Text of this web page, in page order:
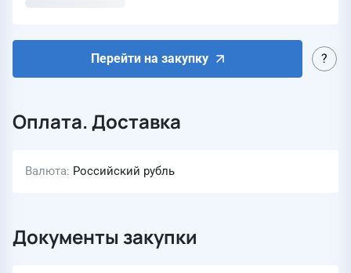
Перейти на закупку
Оплата. Доставка
Валюта Российский рубль
Документы закупки